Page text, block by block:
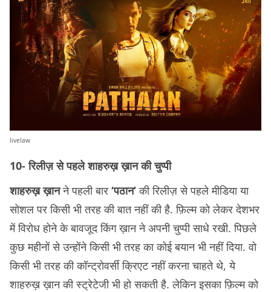
livelaw
10- रिलीज़ से पहले शाहरुख़ ख़ान की चुप्पी
शाहरुख़ ख़ानने पहली बार ‘पठान’की रिलीज़ से पहले मीडिया या
सोशल पर किसी भी तरह की बात नहीं की है. फ़िल्म को लेकर देशभर
में विरोध होने के बावजूद किंग ख़ान ने अपनी चुप्पी साधे रखी. पिछले
कुछ महीनों से उन्होंने किसी भी तरह का कोई बयान भी नहीं दिया. वो
किसी भी तरह की कॉन्ट्रोवर्सी क्रिएट नहीं करना चाहते थे, ये
शाहरुख़ ख़ान की स्ट्रेटेजी भी हो सकती है. लेकिन इसका फ़िल्म को